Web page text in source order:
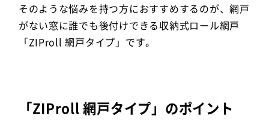
そのような悩みを持つ方におすすめするのが、網戸
がない窓に誰でも後付けできる収納式ロール網戸
「ZIProll 網戸タイプ」です。
「ZIProll 網戸タイプ」のポイント